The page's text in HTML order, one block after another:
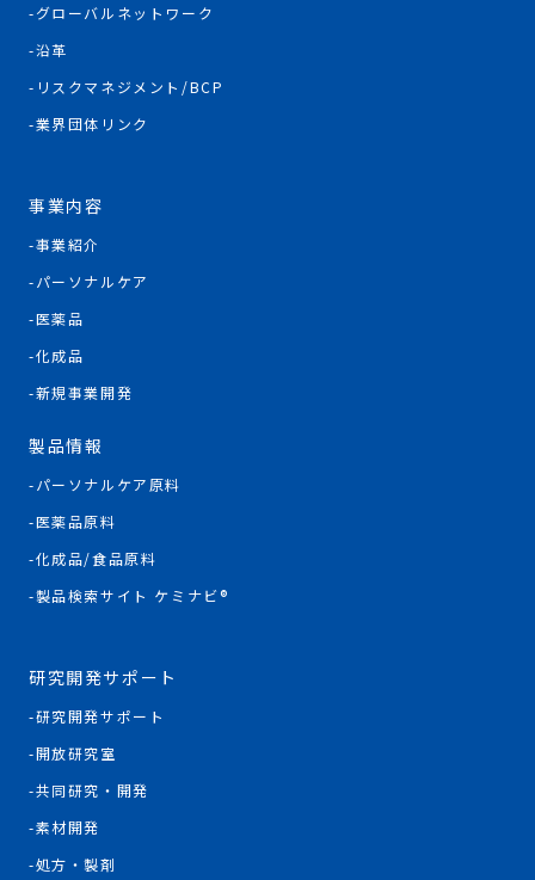
グローバルネットワーク
沿革
リスクマネジメント/BCP
業界団体リンク
事業内容
事業紹介
パーソナルケア
医薬品
化成品
新規事業開発
製品情報
パーソナルケア原料
医薬品原料
化成品/食品原料
製品検索サイト ケミナビ®
研究開発サポート
研究開発サポート
開放研究室
共同研究・開発
素材開発
処方・製剤